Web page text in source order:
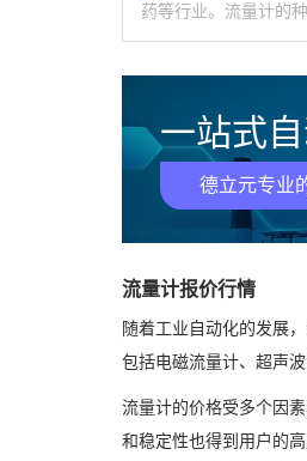
药等行业。流量计的
一站式
德立元专业
流量计报价行情
随着工业自动化的发展
包括电磁流量计、超声
流量计的价格受多个因
和稳定性也得到用户的